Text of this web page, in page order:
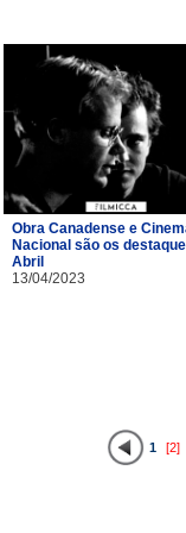
Obra Canadense e
Nacional são os
Abril
13/04/2023
1 [2]